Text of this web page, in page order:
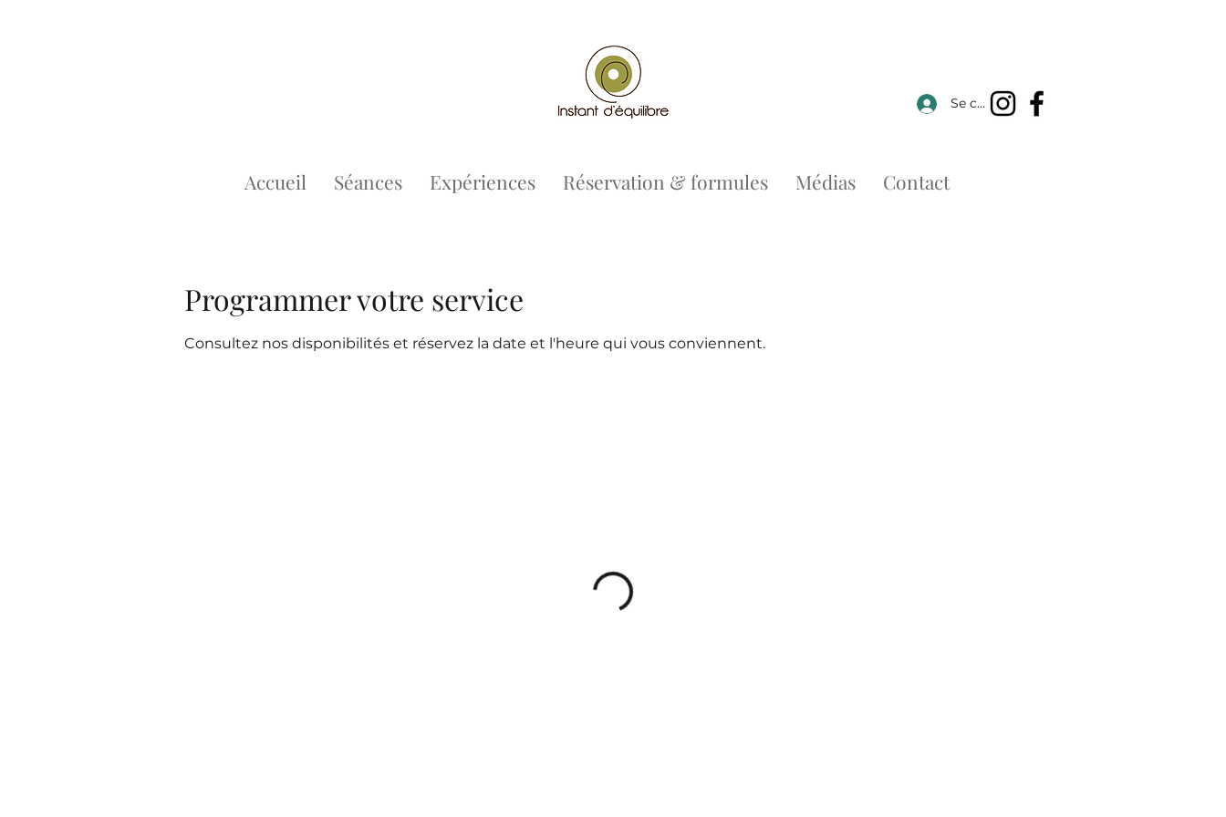
Se connecter
Accueil Séances Expériences Réservation & formules Médias Contact
Programmer votre service
Consultez nos disponibilités et réservez la date et l'heure qui vous conviennent.